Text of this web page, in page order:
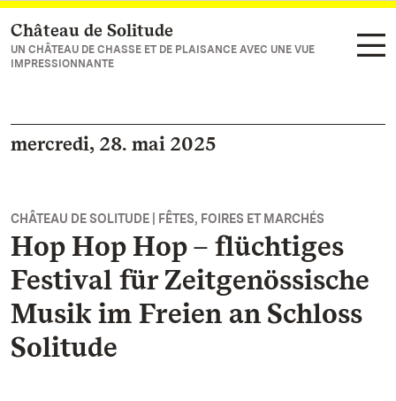
Vers la page d’accueil
Château de Solitude
UN CHÂTEAU DE CHASSE ET DE PLAISANCE AVEC UNE VUE
IMPRESSIONNANTE
mercredi, 28. mai 2025
CHÂTEAU DE SOLITUDE | FÊTES, FOIRES ET MARCHÉS
Hop Hop Hop – flüchtiges
Festival für Zeitgenössische
Musik im Freien an Schloss
Solitude